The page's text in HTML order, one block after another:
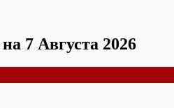
7 Августа 2026